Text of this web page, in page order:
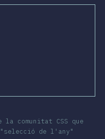
la comunitat CSS que
de l'any"